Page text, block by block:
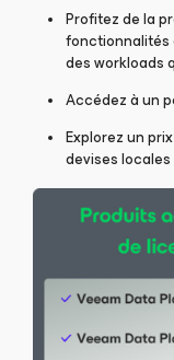
Profitez de la
fonctionnalités
des workloads
Accédez à un
Explorez un
devises locales